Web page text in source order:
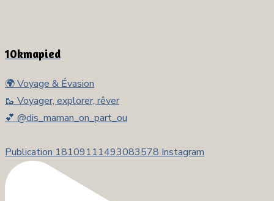
10kmapied
🌍 Voyage & Évasion
🥾 Voyager, explorer, rêver
💕 @dis_maman_on_part_ou
Publication 18109111493083578 Instagram